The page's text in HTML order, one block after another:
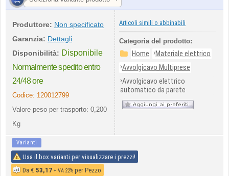
Produttore: Non specificato
Garanzia: Dettagli
Disponibilità: Disponibile
Normalmente spedito entro
24/48 ore
Codice: 120012799
Valore peso per trasporto: 0,200
Kg
Articoli simili o abbinabili
Categoria del prodotto:
Home ›Materiale elettrico
›Avvolgicavo Multiprese
›Avvolgicavo elettrico
automatico da parete
Varianti
Usa il box varianti per visualizzare i prezzi!
Da € 53,17 +IVA 22% per Pezzo